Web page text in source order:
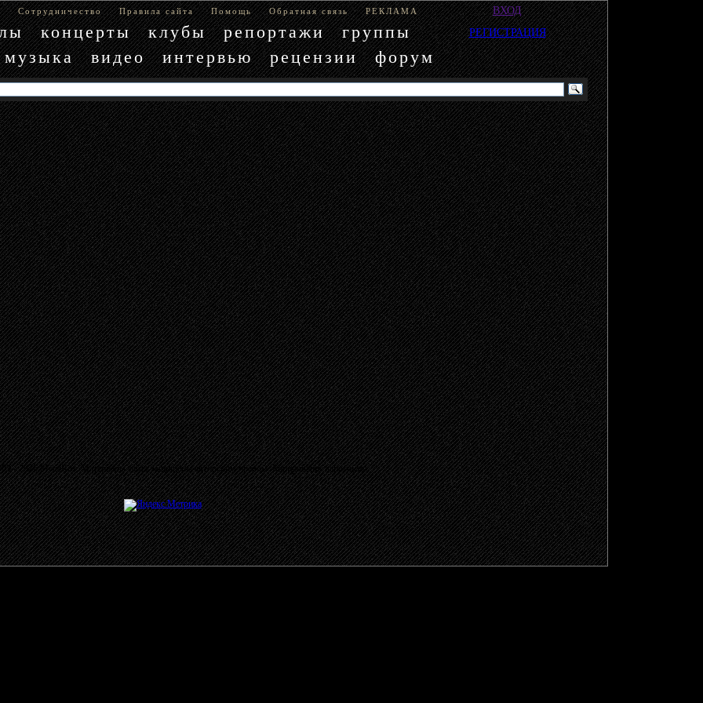
Сотрудничество Правила сайта Помощь Обратная связь РЕКЛАМА
концерты клубы репортажи
группы
музыка
видео интервью рецензии форум
ВХОД
РЕГИСТРАЦИЯ
- 2026 MetalRus. Материалы сайта защищены авторским правом. Копирование запрещено.